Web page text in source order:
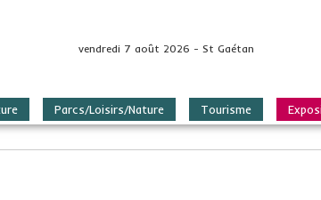
vendredi 7 août 2026 - St Gaétan
Parcs/Loisirs/Nature Tourisme